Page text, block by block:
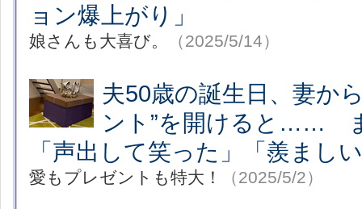
ョン爆上がり」
娘さんも大喜び。 （2025/5/14）
夫50歳の誕生日、妻か
ント”を開けると……
「声出して笑った」「羨まし
愛もプレゼントも特大！ （2025/5/2）